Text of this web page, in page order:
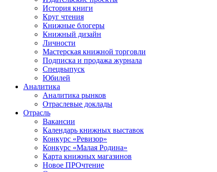
История книги
Круг чтения
Книжные блогеры
Книжный дизайн
Личности
Мастерская книжной торговли
Подписка и продажа журнала
Спецвыпуск
Юбилей
Аналитика
Аналитика рынков
Отраслевые доклады
Отрасль
Вакансии
Календарь книжных выставок
Конкурс «Ревизор»
Конкурс «Малая Родина»
Карта книжных магазинов
Новое ПРОчтение